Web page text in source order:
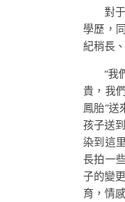
對
學歷，
紀稍長
“我
貴，我
鳳胎”送
孩子送
染到這
長拍一
子的變
育，情